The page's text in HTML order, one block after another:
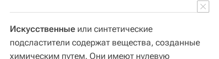
Искусственные или синтетические
подсластители содержат вещества, созданные
химическим путем. Они имеют нулевую